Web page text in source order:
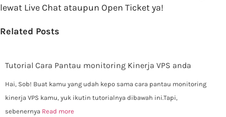
lewat Live Chat ataupun Open Ticket ya!
Related Posts
Tutorial Cara Pantau monitoring Kinerja VPS anda
Hai, Sob! Buat kamu yang udah kepo sama cara pantau monitoring
kinerja VPS kamu, yuk ikutin tutorialnya dibawah ini.Tapi,
sebenernya Read more